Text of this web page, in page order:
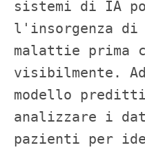
sistemi di IA
l'insorgenza di
malattie prima
visibilmente.
modello
analizzare i
pazienti per